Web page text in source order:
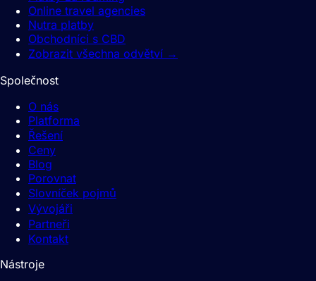
Online travel agencies
Nutra platby
Obchodníci s CBD
Zobrazit všechna odvětví →
Společnost
O nás
Platforma
Řešení
Ceny
Blog
Porovnat
Slovníček pojmů
Vývojáři
Partneři
Kontakt
Nástroje